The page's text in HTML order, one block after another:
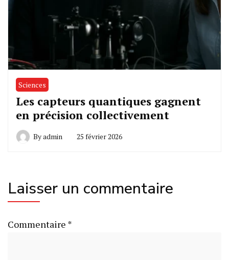
Sciences
Les capteurs quantiques gagnent
en précision collectivement
Byadmin 25 février 2026
Laisser un commentaire
Commentaire *